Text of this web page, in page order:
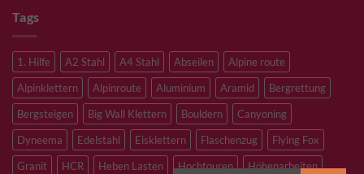
Tags
1. Hilfe A2 Stahl A4 Stahl Abseilen
Alpine route
Alpinklettern
Alpinroute Aluminium Aramid
Bergrettung
Bergsteigen
Big Wall Klettern Bouldern
Canyoning
Dyneema
Edelstahl Eisklettern Flaschenzug
Flying Fox
Granit
HCR Heben Lasten Hochtouren
Höhenarbeiten